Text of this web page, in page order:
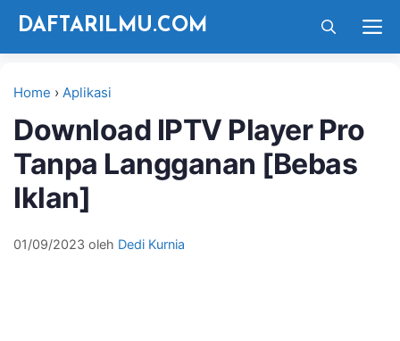
Langsung
DAFTARILMU.COM
Home › Aplikasi
Download IPTV Player Pro
Tanpa Langganan [Bebas
Iklan]
01/09/2023 oleh Dedi Kurnia